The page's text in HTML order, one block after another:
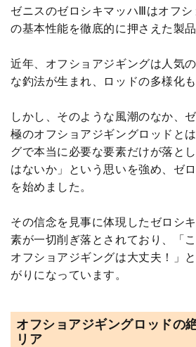
ゼニスのゼロシキマッハⅢはオフシ
の基本性能を徹底的に押さえた製品
近年、オフショアジギングは人気
な釣法が生まれ、ロッドの多様化
しかし、そのような風潮のなか、
極のオフショアジギングロッドと
グで本当に必要な要素だけが落と
はないか」という思いを強め、ゼ
を始めました。
その信念を見事に体現したゼロシ
素が一切削ぎ落とされており、「
オフショアジギングは大丈夫！」
がりになっています。
オフショアジギングロッドの
リア